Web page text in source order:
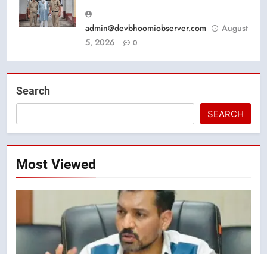
admin@devbhoomiobserver.com
August
5, 2026
0
Search
SEARCH
Most Viewed
मुख्यमंत्री धामी की सुरक्षा प्राथमिकता:
सीसीटीवी, ड्रोन और स्वास्थ्य सेवाओं के